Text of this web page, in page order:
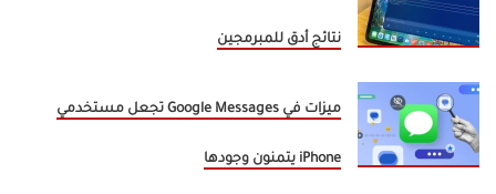
نتائج أدق للمبرمجين
ميزات في Google Messages تجعل مستخدمي
iPhone يتمنون وجودها